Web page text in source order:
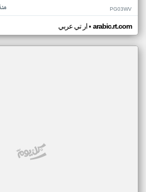
منذ PG03WV
ار تي عربي• arabic.rt.com